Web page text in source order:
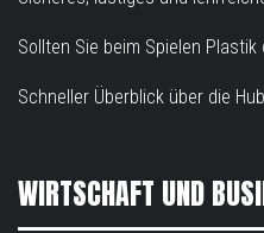
Sollten Sie beim Spielen Plastik
Schneller Überblick über die
WIRTSCHAFT UND